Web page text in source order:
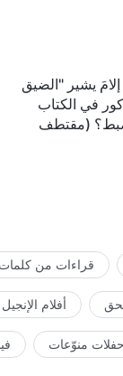
يشير "الضيق
في الكتاب
(مقتطف
قراءات من كلمات
أفلام الإنجيل
منوّعات